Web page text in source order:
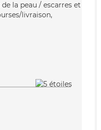
la peau / escarres et
livraison,